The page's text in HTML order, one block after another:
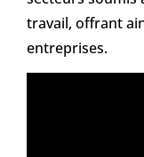
travail, offrant
entreprises.